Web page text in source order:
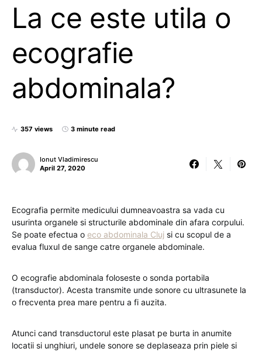
La ce este utila o
ecografie
abdominala?
357 views 3 minute read
Ionut Vladimirescu
April 27, 2020
Ecografia permite medicului dumneavoastra sa vada cu
usurinta organele si structurile abdominale din afara corpului.
Se poate efectua o eco abdominala Cluj si cu scopul de a
evalua fluxul de sange catre organele abdominale.
O ecografie abdominala foloseste o sonda portabila
(transductor). Acesta transmite unde sonore cu ultrasunete la
o frecventa prea mare pentru a fi auzita.
Atunci cand transductorul este plasat pe burta in anumite
locatii si unghiuri, undele sonore se deplaseaza prin piele si